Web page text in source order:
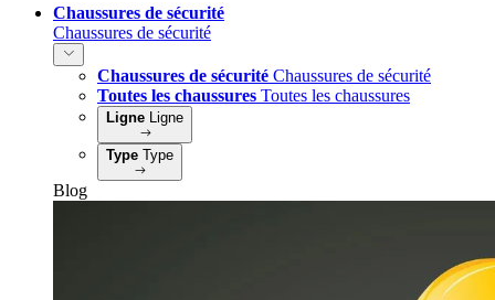
Chaussures de sécurité
Chaussures de sécurité
Chaussures de sécurité Chaussures de sécurité
Toutes les chaussures Toutes les chaussures
Ligne Ligne
Type Type
Blog